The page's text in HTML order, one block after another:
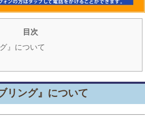
目次
』について
リング』について